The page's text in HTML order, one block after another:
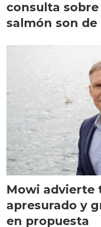
consulta
salmón son de
Mowi advierte
apresurado y
en propuesta